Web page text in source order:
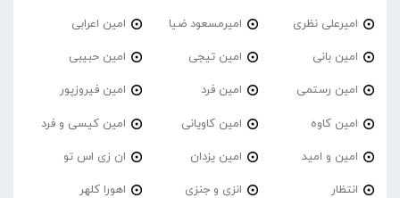
امیرعلی نظری امیرمسعود ضیا امین اعرابی
امین بانی امین تیجی امین حبیبی
امین رستمی امین فرد امین فیروزپور
امین کاوه امین کاویانی امین کیسی و فرد
امین و امید امین یزدان ان زی اس تو
انتظار انزی و جنزی اهورا کلهر